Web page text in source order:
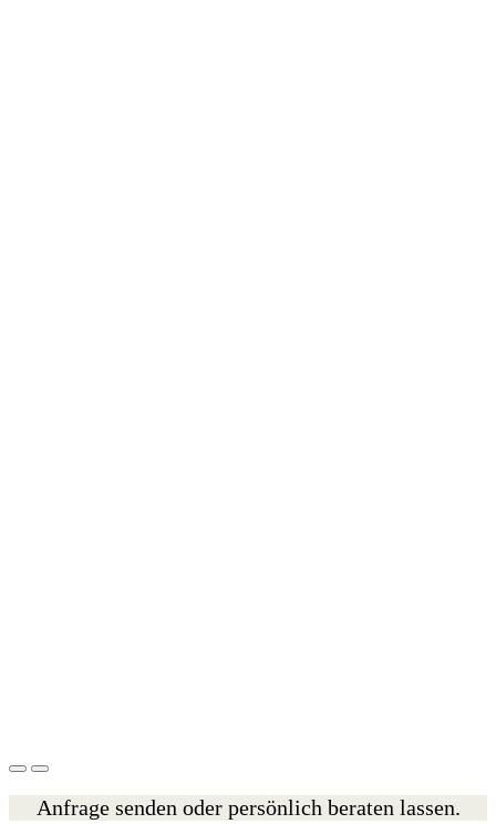
Anfrage senden oder persönlich beraten lassen.